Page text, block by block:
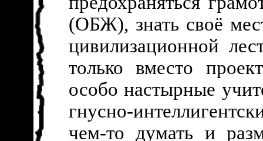
(ОБЖ), знать своё
цивилизационной
только вместо
особо настырные
гнусно-
чем-то думать и